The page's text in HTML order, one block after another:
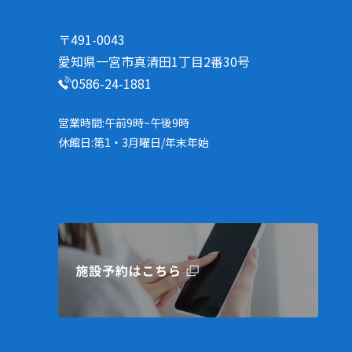
〒491-0043
愛知県一宮市真清田1丁目2番30号
0586-24-1881
営業時間:午前9時~午後9時
休館日:第1・3月曜日/年末年始